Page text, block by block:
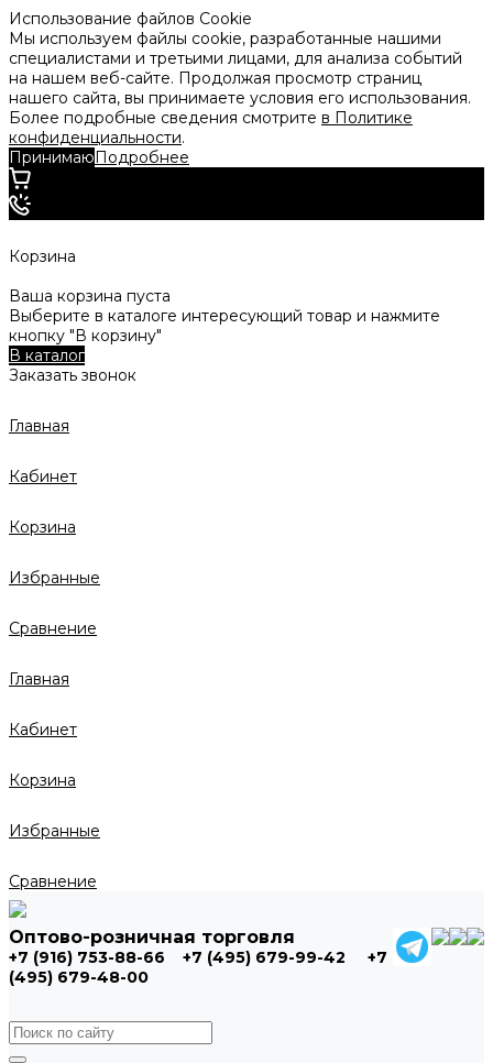
Использование файлов Cookie
Мы используем файлы cookie, разработанные нашими
специалистами и третьими лицами, для анализа событий
на нашем веб-сайте. Продолжая просмотр страниц
нашего сайта, вы принимаете условия его использования.
Более подробные сведения смотрите в Политике
конфиденциальности.
ПринимаюПодробнее
Корзина
Ваша корзина пуста
Выберите в каталоге интересующий товар и нажмите
кнопку "В корзину"
В каталог
Заказать звонок
Главная
Кабинет
Корзина
Избранные
Сравнение
Главная
Кабинет
Корзина
Избранные
Сравнение
Оптово-розничная торговля
+7 (916) 753-88-66 +7 (495) 679-99-42
+7
(495) 679-48-00